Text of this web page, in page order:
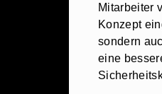
Mitarbeiter
Konzept
sondern
eine